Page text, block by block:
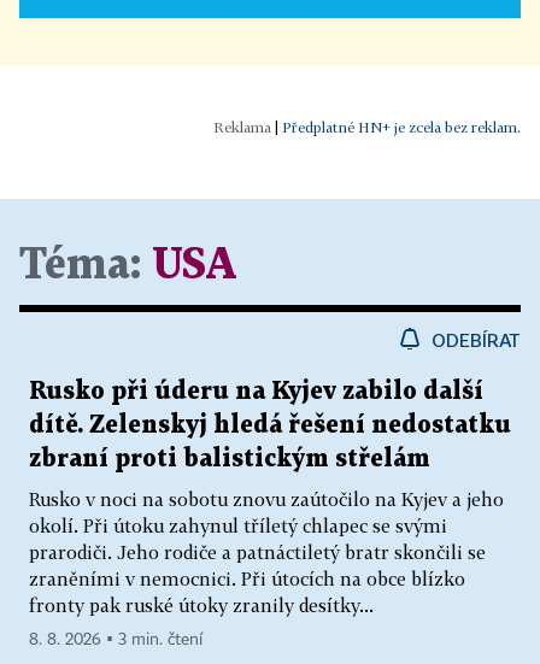
Předplatné HN+ je zcela bez reklam.
Téma: USA
ODEBÍRAT
Rusko při úderu na Kyjev zabilo další
dítě. Zelenskyj hledá řešení nedostatku
zbraní proti balistickým střelám
Rusko v noci na sobotu znovu zaútočilo na Kyjev a jeho
okolí. Při útoku zahynul tříletý chlapec se svými
prarodiči. Jeho rodiče a patnáctiletý bratr skončili se
zraněními v nemocnici. Při útocích na obce blízko
fronty pak ruské útoky zranily desítky...
8. 8. 2026 ▪ 3 min. čtení